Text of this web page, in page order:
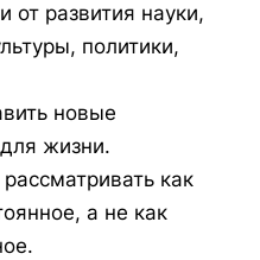
от развития науки,
политики,
новые
жизни.
как
а не как